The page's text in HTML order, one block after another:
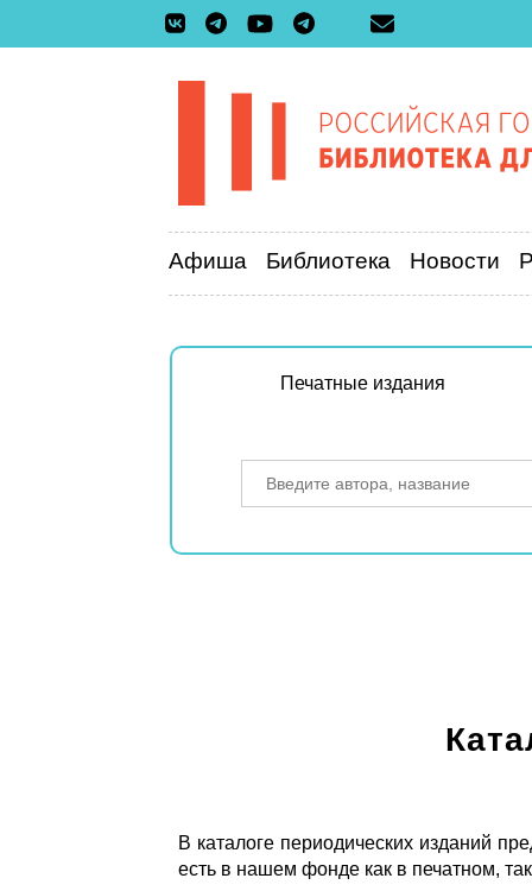
Афиша Библиотека Новости
Печатные издания
В каталоге периодических изданий
есть в нашем фонде как в печатном,